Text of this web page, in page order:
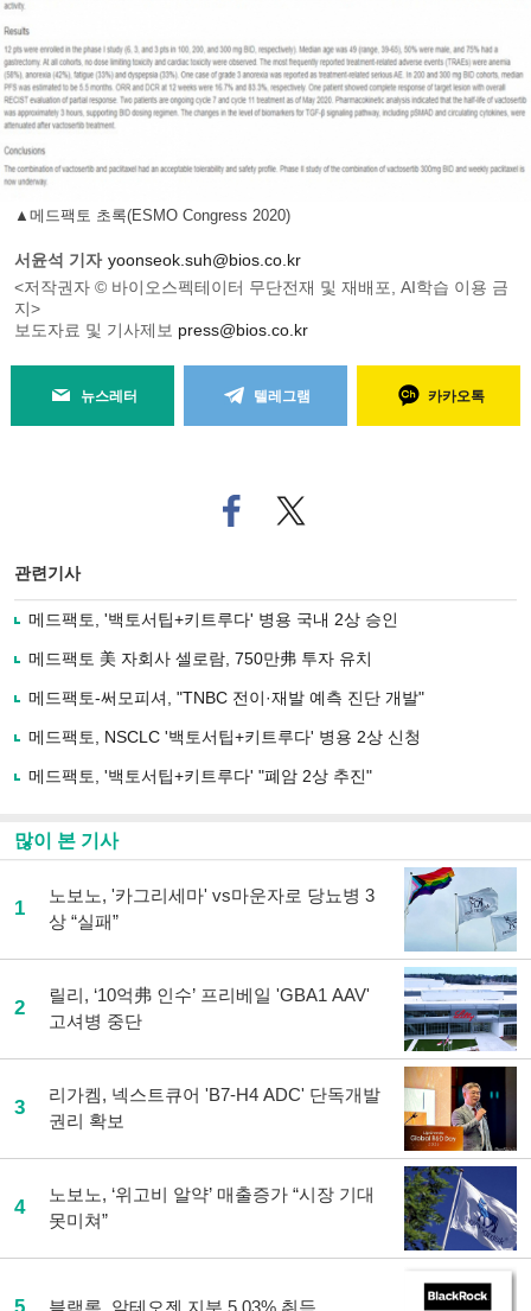
▲메드팩토 초록(ESMO Congress 2020)
서윤석 기자 yoonseok.suh@bios.co.kr
<저작권자 © 바이오스펙테이터 무단전재 및 재배포, AI학습 이용 금
지>
보도자료 및 기사제보 press@bios.co.kr
뉴스레터 텔레그램 카카오톡
페
이
로
기
사
유
기
트위
터로
관련기사
메드팩토, '백토서팁+키트루다' 병용 국내 2상 승인
메드팩토 美 자회사 셀로람, 750만弗 투자 유치
메드팩토-써모피셔, "TNBC 전이·재발 예측 진단 개발"
메드팩토, NSCLC '백토서팁+키트루다' 병용 2상 신청
메드팩토, '백토서팁+키트루다' "폐암 2상 추진"
많이 본 기사
1
노보노, '카그리세마' vs마운자로 당뇨병 3
상 “실패”
2
릴리, ‘10억弗 인수’ 프리베일 'GBA1 AAV'
고셔병 중단
3
리가켐, 넥스트큐어 'B7-H4 ADC' 단독개발
권리 확보
4
노보노, ‘위고비 알약’ 매출증가 “시장 기대
못미쳐”
5 블랙록, 알테오젠 지분 5.03% 취득